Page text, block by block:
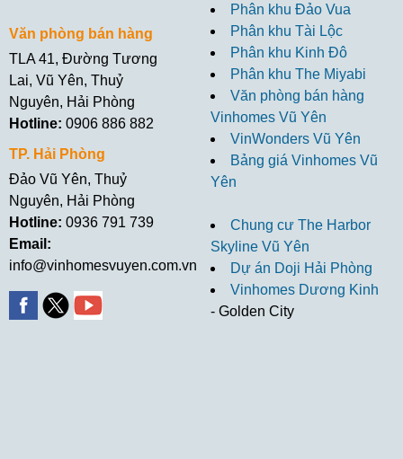
Văn phòng bán hàng
TLA 41, Đường Tương
Lai, Vũ Yên, Thuỷ
Nguyên, Hải Phòng
Hotline: 0906 886 882
TP. Hải Phòng
Đảo Vũ Yên, Thuỷ
Nguyên, Hải Phòng
Hotline: 0936 791 739
Email:
info@vinhomesvuyen.com.vn
Phân khu Đảo Vua
Phân khu Tài Lộc
Phân khu Kinh Đô
Phân khu The Miyabi
Văn phòng bán hàng
Vinhomes Vũ Yên
VinWonders Vũ Yên
Bảng giá Vinhomes Vũ
Yên
Chung cư The Harbor
Skyline Vũ Yên
Dự án Doji Hải Phòng
Vinhomes Dương Kinh
- Golden City